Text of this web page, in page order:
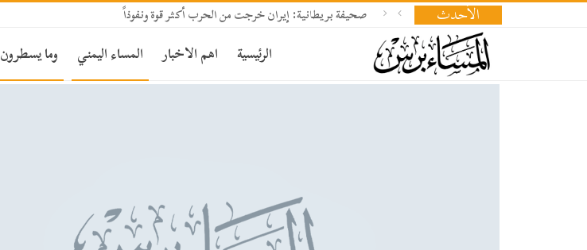
الأحدث صحيفة بريطانية: إيران خرجت من الحرب أكثر قوة ونفوذاً
الرئيسية اهم الاخبار المساء اليمني وما يسطرون